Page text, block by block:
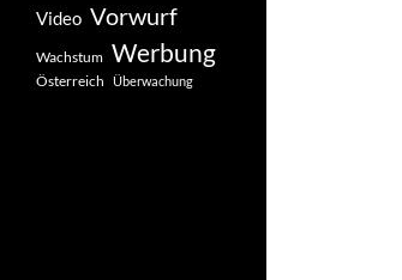
Video Vorwurf
Wachstum Werbung
Österreich Überwachung